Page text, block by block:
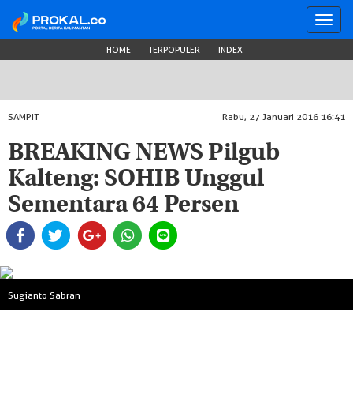
HOME TERPOPULER INDEX
SAMPIT Rabu, 27 Januari 2016 16:41
BREAKING NEWS Pilgub
Kalteng: SOHIB Unggul
Sementara 64 Persen
Sugianto Sabran